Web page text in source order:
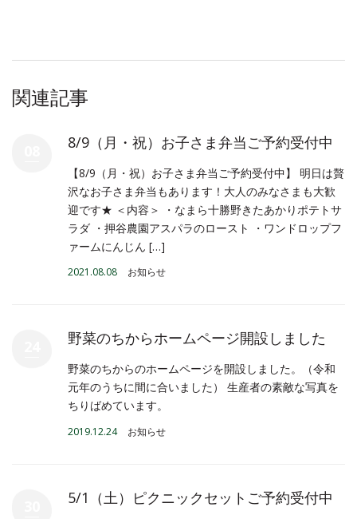
関連記事
8/9（月・祝）お子さま弁当ご予約受付中
【8/9（月・祝）お子さま弁当ご予約受付中】 明日は贅
沢なお子さま弁当もあります！大人のみなさまも大歓
迎です★ ＜内容＞ ・なまら十勝野きたあかりポテトサ
ラダ ・押谷農園アスパラのロースト ・ワンドロップフ
ァームにんじん […]
2021.08.08 お知らせ
野菜のちからホームページ開設しました
野菜のちからのホームページを開設しました。（令和
元年のうちに間に合いました） 生産者の素敵な写真を
ちりばめています。
2019.12.24 お知らせ
5/1（土）ピクニックセットご予約受付中